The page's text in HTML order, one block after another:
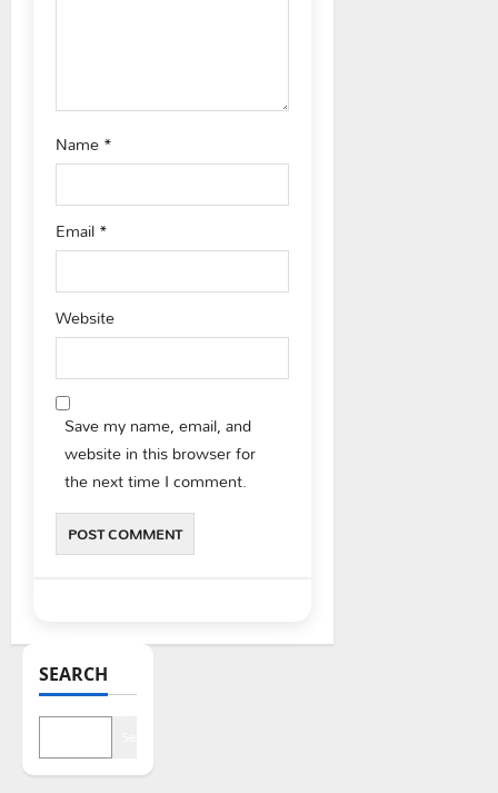
Name*
Email*
Website
Save my name, email, and
website in this browser for
the next time I comment.
SEARCH